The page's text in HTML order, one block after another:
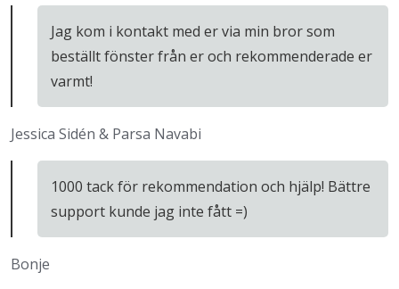
Jag kom i kontakt med er via min bror som
beställt fönster från er och rekommenderade er
varmt!
Jessica Sidén & Parsa Navabi
1000 tack för rekommendation och hjälp! Bättre
support kunde jag inte fått =)
Bonje